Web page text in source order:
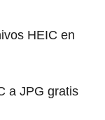
HEIC en
a JPG gratis